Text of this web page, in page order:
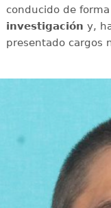
conducido de
investigación y,
presentado cargos